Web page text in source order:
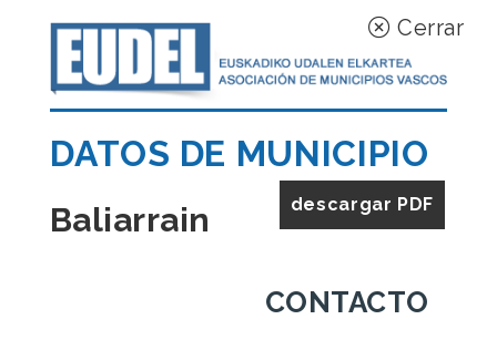
Cerrar
DATOS DE MUNICIPIO
descargar PDF
Baliarrain
CONTACTO